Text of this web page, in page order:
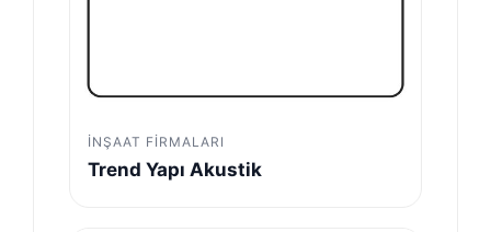
İNŞAAT FIRMALARI
Trend Yapı Akustik